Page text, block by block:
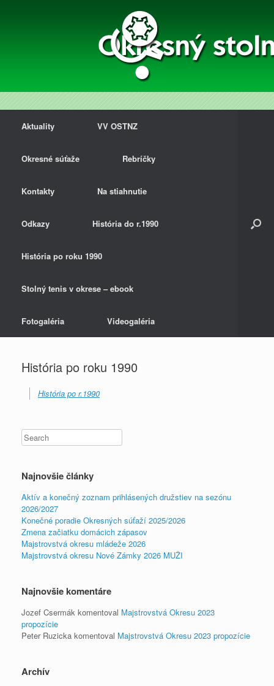
Aktuality VV OSTNZ
Okresné súťaže Rebríčky
Kontakty Na stiahnutie
Odkazy História do r.1990
História po roku 1990
Stolný tenis v okrese – ebook
Fotogaléria Videogaléria
História po roku 1990
História po r.1990
Najnovšie články
Aktív a konečný zoznam prihlásených družstiev na sezónu
2026/2027
Konečné poradie Okresných súťaží 2025/2026
Zmena začiatku domácich zápasov
Majstrovstvá okresu mládeže 2026
Majstrovstvá okresu Nové Zámky 2026 MUŽI
Najnovšie komentáre
Jozef Csermák komentoval Majstrovstvá Okresu 2023
propozície
Peter Ruzicka komentoval Majstrovstvá Okresu 2023 propozície
Archív